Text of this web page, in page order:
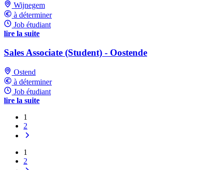
Wijnegem
à déterminer
Job étudiant
lire la suite
Sales Associate (Student) - Oostende
Ostend
à déterminer
Job étudiant
lire la suite
1
2
1
2